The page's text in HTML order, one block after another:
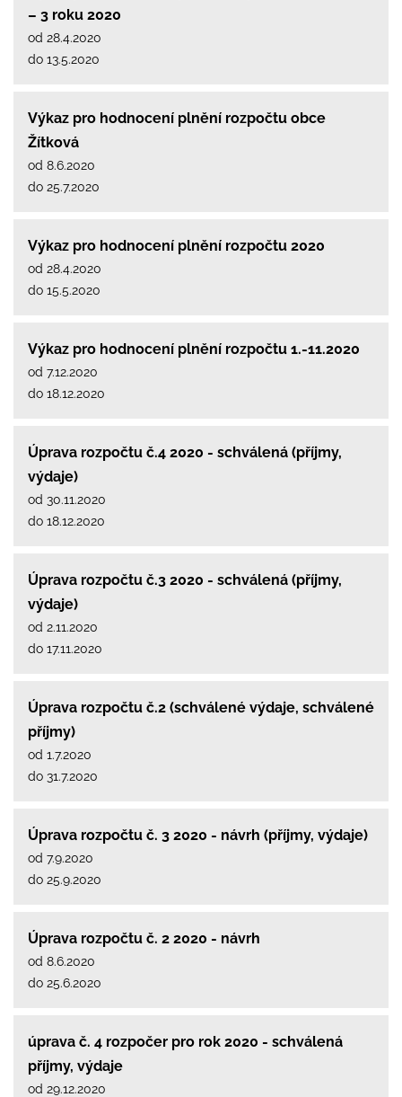
– 3 roku 2020
od 28.4.2020
do 13.5.2020
Výkaz pro hodnocení plnění rozpočtu obce
Žítková
od 8.6.2020
do 25.7.2020
Výkaz pro hodnocení plnění rozpočtu 2020
od 28.4.2020
do 15.5.2020
Výkaz pro hodnocení plnění rozpočtu 1.-11.2020
od 7.12.2020
do 18.12.2020
Úprava rozpočtu č.4 2020 - schválená (příjmy,
výdaje)
od 30.11.2020
do 18.12.2020
Úprava rozpočtu č.3 2020 - schválená (příjmy,
výdaje)
od 2.11.2020
do 17.11.2020
Úprava rozpočtu č.2 (schválené výdaje, schválené
příjmy)
od 1.7.2020
do 31.7.2020
Úprava rozpočtu č. 3 2020 - návrh (příjmy, výdaje)
od 7.9.2020
do 25.9.2020
Úprava rozpočtu č. 2 2020 - návrh
od 8.6.2020
do 25.6.2020
úprava č. 4 rozpočer pro rok 2020 - schválená
příjmy, výdaje
od 29.12.2020